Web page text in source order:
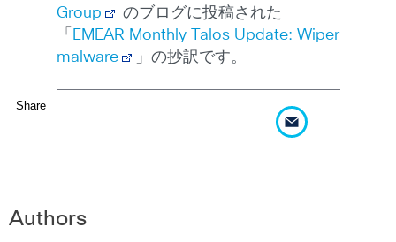
Group
のブログに投稿された
「 EMEAR Monthly Talos Update: Wiper
malware
」の抄訳です。
Share
Authors